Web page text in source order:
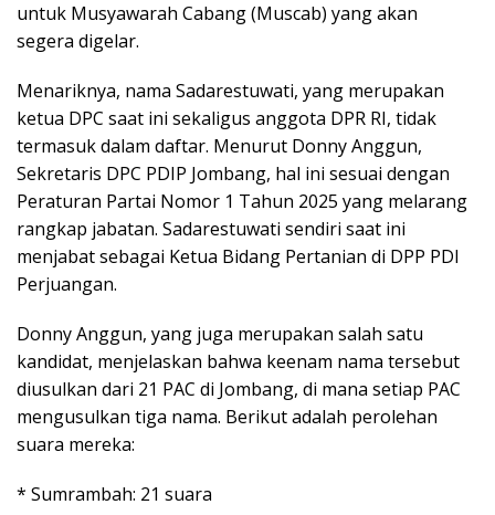
untuk Musyawarah Cabang (Muscab) yang akan
segera digelar.
Menariknya, nama Sadarestuwati, yang merupakan
ketua DPC saat ini sekaligus anggota DPR RI, tidak
termasuk dalam daftar. Menurut Donny Anggun,
Sekretaris DPC PDIP Jombang, hal ini sesuai dengan
Peraturan Partai Nomor 1 Tahun 2025 yang melarang
rangkap jabatan. Sadarestuwati sendiri saat ini
menjabat sebagai Ketua Bidang Pertanian di DPP PDI
Perjuangan.
Donny Anggun, yang juga merupakan salah satu
kandidat, menjelaskan bahwa keenam nama tersebut
diusulkan dari 21 PAC di Jombang, di mana setiap PAC
mengusulkan tiga nama. Berikut adalah perolehan
suara mereka:
* Sumrambah: 21 suara